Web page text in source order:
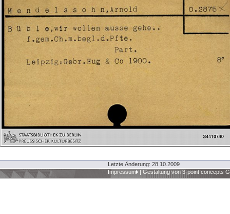
Letzte Änderung: 28.10.2009
Impressum
| Gestaltung von 3-point concepts